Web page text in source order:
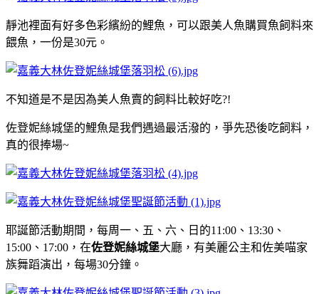
靜池裡面有好多色彩繽紛的鯉魚，可以跟美人魚購買魚飼料來
餵魚，一份是30元。
不知道是不是因為美人魚賣的飼料比較好吃?!
佐登妮絲城堡的鯉魚是我們遇過最活潑的，爭先恐後吃飼料，
真的很捧場~
耶誕節活動期間，每周一、五、六、日的11:00、13:30、
15:00、17:00， 在佐登妮絲城堡大廳， 有美麗公主和佐美喵家
族舞蹈演出，每場30分鐘。